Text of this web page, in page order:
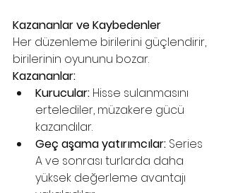
Kazananlar ve Kaybedenler
Her düzenleme birilerini güçlendirir,
birilerinin oyununu bozar.
Kazananlar:
Kurucular: Hisse sulanmasını
ertelediler, müzakere gücü
kazandılar.
Geç aşama yatırımcılar: Series
A ve sonrası turlarda daha
yüksek değerleme avantajı